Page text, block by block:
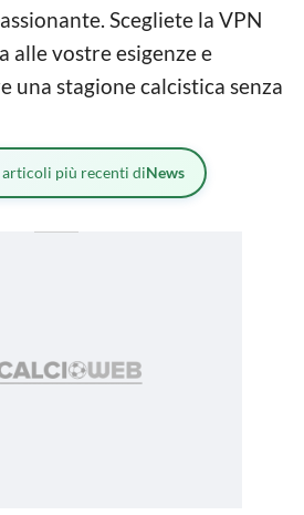
Scegliete la VPN
alle vostre esigenze e
una stagione calcistica senza
articoli più recenti diNews